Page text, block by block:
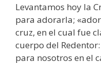
Levantamos hoy la
para adorarla;
cruz, en el cual fue
cuerpo del
para nosotros en el